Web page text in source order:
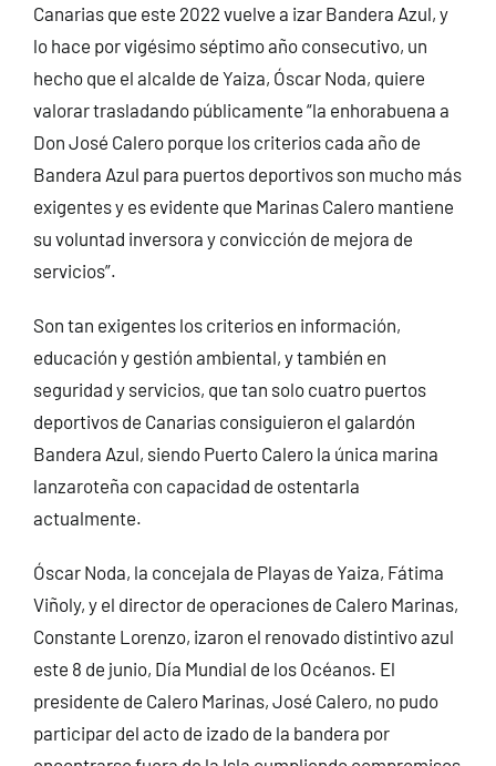
Canarias que este 2022 vuelve a izar Bandera Azul, y
lo hace por vigésimo séptimo año consecutivo, un
hecho que el alcalde de Yaiza, Óscar Noda, quiere
valorar trasladando públicamente “la enhorabuena a
Don José Calero porque los criterios cada año de
Bandera Azul para puertos deportivos son mucho más
exigentes y es evidente que Marinas Calero mantiene
su voluntad inversora y convicción de mejora de
servicios”.
Son tan exigentes los criterios en información,
educación y gestión ambiental, y también en
seguridad y servicios, que tan solo cuatro puertos
deportivos de Canarias consiguieron el galardón
Bandera Azul, siendo Puerto Calero la única marina
lanzaroteña con capacidad de ostentarla
actualmente.
Óscar Noda, la concejala de Playas de Yaiza, Fátima
Viñoly, y el director de operaciones de Calero Marinas,
Constante Lorenzo, izaron el renovado distintivo azul
este 8 de junio, Día Mundial de los Océanos. El
presidente de Calero Marinas, José Calero, no pudo
participar del acto de izado de la bandera por